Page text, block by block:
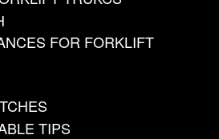
FOR FORKLIFT
TIPS